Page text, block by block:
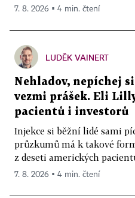
7. 8. 2026 ▪ 4 min. čtení
LUDĚK VAINERT
Nehladov, nepíchej
vezmi prášek. Eli
pacientů i investorů
Injekce si běžní lidé sami
průzkumů má k takové
z deseti amerických
7. 8. 2026 ▪ 4 min. čtení